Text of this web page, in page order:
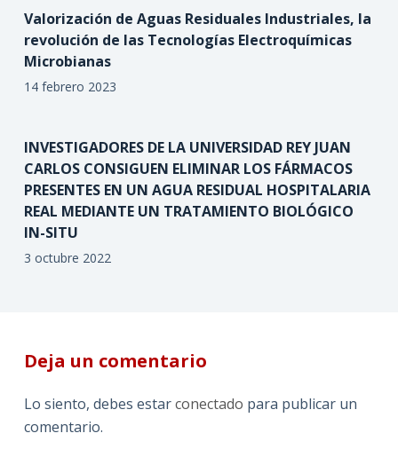
Valorización de Aguas Residuales Industriales, la
revolución de las Tecnologías Electroquímicas
Microbianas
14 febrero 2023
INVESTIGADORES DE LA UNIVERSIDAD REY JUAN
CARLOS CONSIGUEN ELIMINAR LOS FÁRMACOS
PRESENTES EN UN AGUA RESIDUAL HOSPITALARIA
REAL MEDIANTE UN TRATAMIENTO BIOLÓGICO
IN-SITU
3 octubre 2022
Deja un comentario
Lo siento, debes estarconectado para publicar un
comentario.